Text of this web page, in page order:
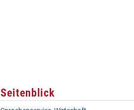
Seitenblick